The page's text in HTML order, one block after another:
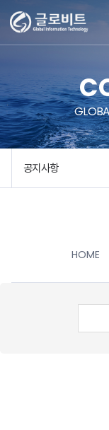
BUSINESS
PRODUCT
CONTACT
공지사항
HOME